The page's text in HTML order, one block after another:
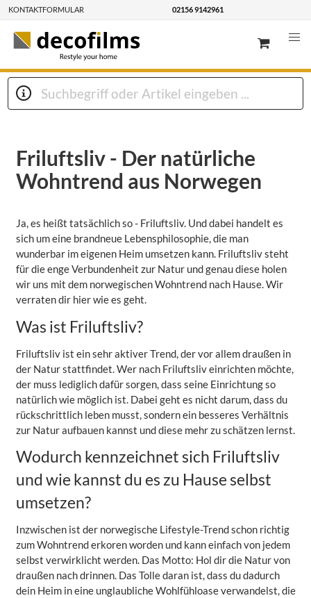
KONTAKTFORMULAR 02156 9142961
Friluftsliv - Der natürliche
Wohntrend aus Norwegen
Ja, es heißt tatsächlich so - Friluftsliv. Und dabei handelt es
sich um eine brandneue Lebensphilosophie, die man
wunderbar im eigenen Heim umsetzen kann. Friluftsliv steht
für die enge Verbundenheit zur Natur und genau diese holen
wir uns mit dem norwegischen Wohntrend nach Hause. Wir
verraten dir hier wie es geht.
Was ist Friluftsliv?
Friluftsliv ist ein sehr aktiver Trend, der vor allem draußen in
der Natur stattfindet. Wer nach Friluftsliv einrichten möchte,
der muss lediglich dafür sorgen, dass seine Einrichtung so
natürlich wie möglich ist. Dabei geht es nicht darum, dass du
rückschrittlich leben musst, sondern ein besseres Verhältnis
zur Natur aufbauen kannst und diese mehr zu schätzen lernst.
Wodurch kennzeichnet sich Friluftsliv
und wie kannst du es zu Hause selbst
umsetzen?
Inzwischen ist der norwegische Lifestyle-Trend schon richtig
zum Wohntrend erkoren worden und kann einfach von jedem
selbst verwirklicht werden. Das Motto: Hol dir die Natur von
draußen nach drinnen. Das Tolle daran ist, dass du dadurch
dein Heim in eine unglaubliche Wohlfühloase verwandelst, die